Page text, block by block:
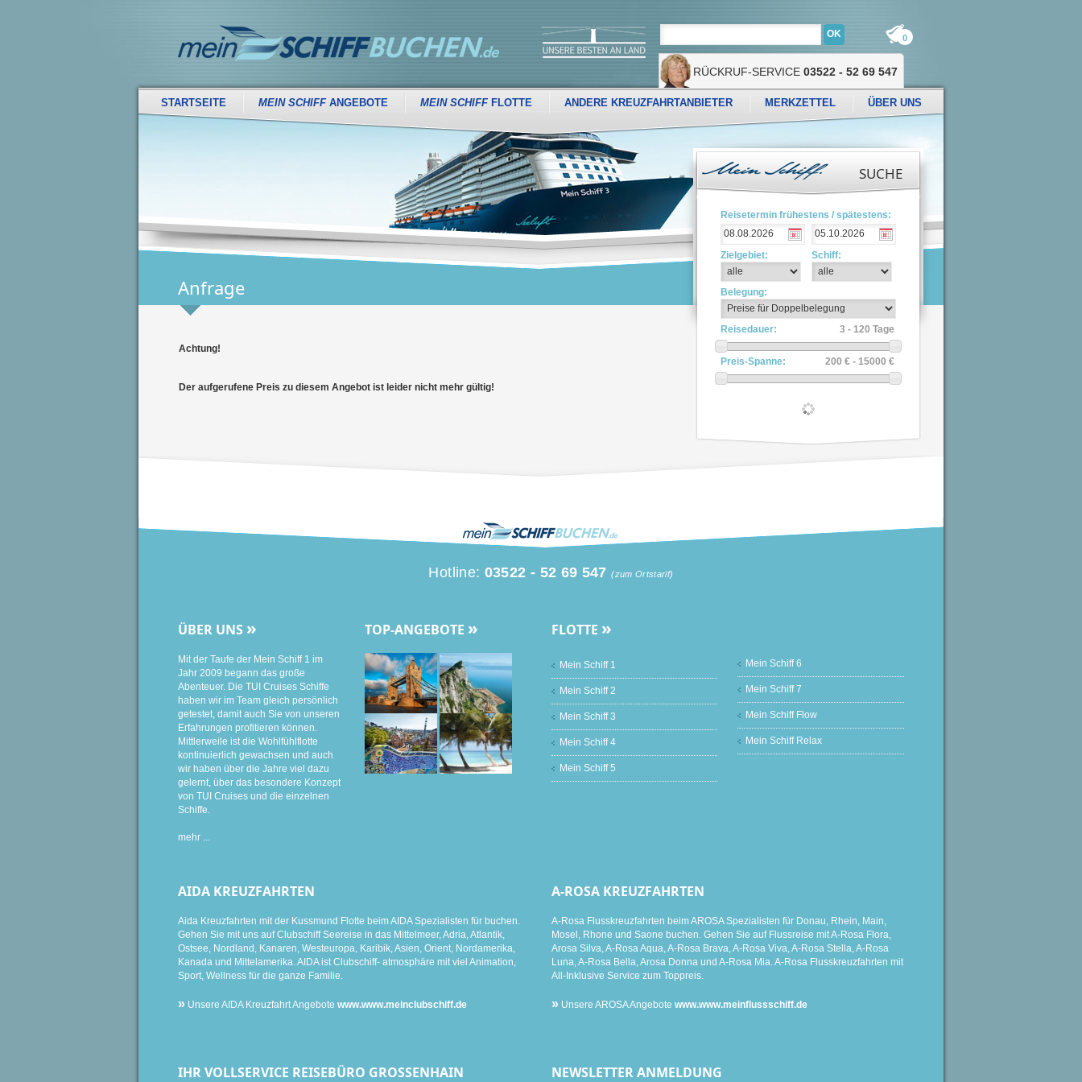
0
RÜCKRUF-SERVICE 03522 - 52 69 547
STARTSEITE MEIN SCHIFFANGEBOTE MEIN SCHIFFFLOTTE ANDERE KREUZFAHRTANBIETER MERKZETTEL ÜBER UNS
SUCHE
Reisetermin frühestens / spätestens:
Zielgebiet: Schiff:
Belegung:
Reisedauer: 3 - 120 Tage
Preis-Spanne: 200 € - 15000 €
Anfrage
Achtung!
Der aufgerufene Preis zu diesem Angebot ist leider nicht mehr gültig!
Hotline: 03522 - 52 69 547 (zum Ortstarif)
ÜBER UNS »
Mit der Taufe der Mein Schiff 1 im
Jahr 2009 begann das große
Abenteuer. Die TUI Cruises Schiffe
haben wir im Team gleich persönlich
getestet, damit auch Sie von unseren
Erfahrungen profitieren können.
Mittlerweile ist die Wohlfühlflotte
kontinuierlich gewachsen und auch
wir haben über die Jahre viel dazu
gelernt, über das besondere Konzept
von TUI Cruises und die einzelnen
Schiffe.
mehr ...
TOP-ANGEBOTE » FLOTTE »
Mein Schiff 1
Mein Schiff 2
Mein Schiff 3
Mein Schiff 4
Mein Schiff 5
Mein Schiff 6
Mein Schiff 7
Mein Schiff Flow
Mein Schiff Relax
AIDA KREUZFAHRTEN
Aida Kreuzfahrten mit der Kussmund Flotte beim AIDA Spezialisten für buchen.
Gehen Sie mit uns auf Clubschiff Seereise in das Mittelmeer, Adria, Atlantik,
Ostsee, Nordland, Kanaren, Westeuropa, Karibik, Asien, Orient, Nordamerika,
Kanada und Mittelamerika. AIDA ist Clubschiff- atmosphäre mit viel Animation,
Sport, Wellness für die ganze Familie.
» Unsere AIDA Kreuzfahrt Angebote www.www.meinclubschiff.de
A-ROSA KREUZFAHRTEN
A-Rosa Flusskreuzfahrten beim AROSA Spezialisten für Donau, Rhein, Main,
Mosel, Rhone und Saone buchen. Gehen Sie auf Flussreise mit A-Rosa Flora,
Arosa Silva, A-Rosa Aqua, A-Rosa Brava, A-Rosa Viva, A-Rosa Stella, A-Rosa
Luna, A-Rosa Bella, Arosa Donna und A-Rosa Mia. A-Rosa Flusskreuzfahrten mit
All-Inklusive Service zum Toppreis.
» Unsere AROSA Angebote www.www.meinflussschiff.de
IHR VOLLSERVICE REISEBÜRO GROSSENHAIN NEWSLETTER ANMELDUNG